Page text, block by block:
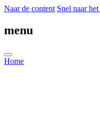
Naar de content Snel naar
menu
Home